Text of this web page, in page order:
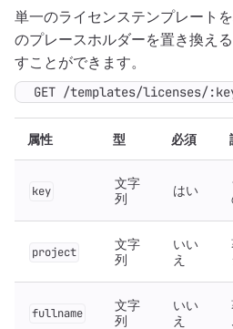
単一のライセンステンプレート
のプレースホルダーを置き換え
すことができます。
GET /templates/licenses/
属性 型 必須
key
文字
列
はい
project
文字
列
いい
え
fullname
文字
列
いい
え